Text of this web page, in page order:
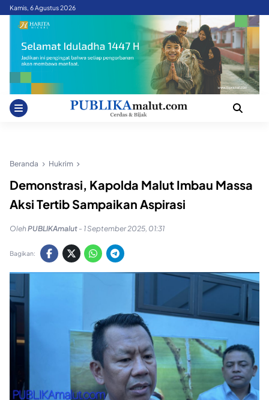
SkipKamis, 6 Agustus 2026
Beranda Hukrim
Demonstrasi, Kapolda Malut Imbau Massa
Aksi Tertib Sampaikan Aspirasi
OlehPUBLIKAmalut - 1 September 2025, 01:31
Bagikan: